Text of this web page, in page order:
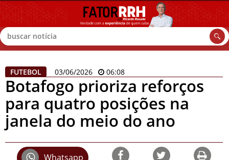
Buscar
FUTEBOL 03/06/2026 06:08
Botafogo prioriza reforços
para quatro posições na
janela do meio do ano
Whatsapp